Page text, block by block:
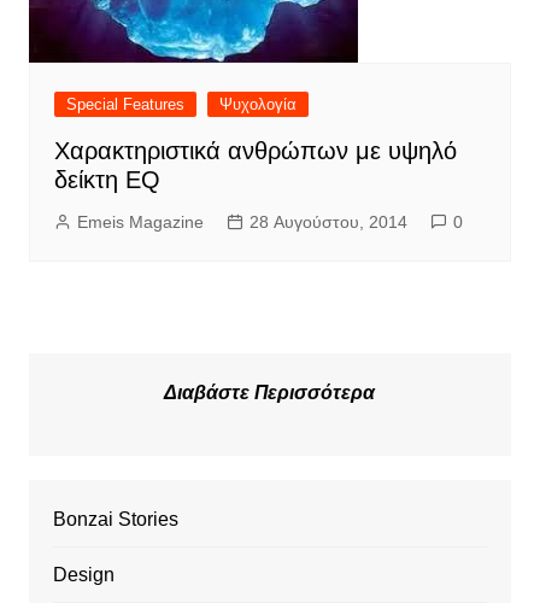
Special Features Ψυχολογία
Χαρακτηριστικά ανθρώπων με υψηλό
δείκτη EQ
Emeis Magazine 28 Αυγούστου, 2014 0
Διαβάστε Περισσότερα
Bonzai Stories
Design